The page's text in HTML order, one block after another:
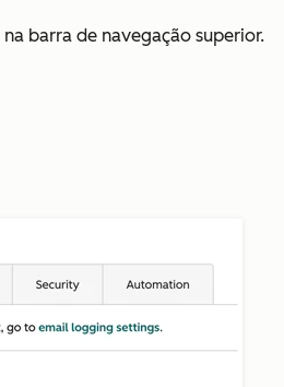
na barra de navegação superior.